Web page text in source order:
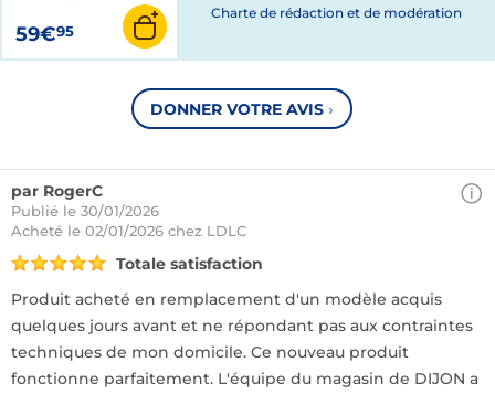
59€95
Charte de rédaction et de modération
DONNER VOTRE AVIS ›
par RogerC
Publié le 30/01/2026
Acheté le 02/01/2026 chez LDLC
Totale satisfaction
Produit acheté en remplacement d'un modèle acquis
quelques jours avant et ne répondant pas aux contraintes
techniques de mon domicile. Ce nouveau produit
fonctionne parfaitement. L'équipe du magasin de DIJON a